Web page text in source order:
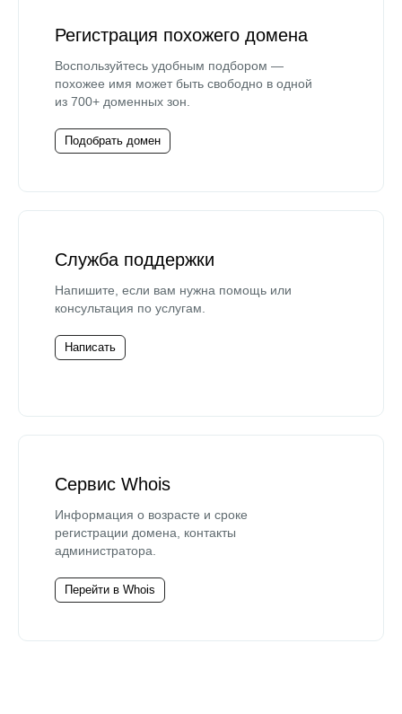
Регистрация похожего домена
Воспользуйтесь удобным подбором —
похожее имя может быть свободно в одной
из 700+ доменных зон.
Подобрать домен
Служба поддержки
Напишите, если вам нужна помощь или
консультация по услугам.
Написать
Сервис Whois
Информация о возрасте и сроке
регистрации домена, контакты
администратора.
Перейти в Whois